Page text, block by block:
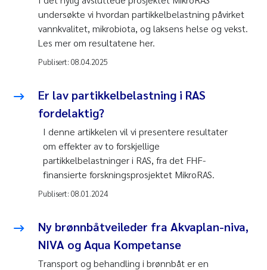
undersøkte vi hvordan partikkelbelastning påvirket
vannkvalitet, mikrobiota, og laksens helse og vekst.
Les mer om resultatene her.
Publisert: 08.04.2025
Er lav partikkelbelastning i RAS
fordelaktig?
I denne artikkelen vil vi presentere resultater
om effekter av to forskjellige
partikkelbelastninger i RAS, fra det FHF-
finansierte forskningsprosjektet MikroRAS.
Publisert: 08.01.2024
Ny brønnbåtveileder fra Akvaplan-niva,
NIVA og Aqua Kompetanse
Transport og behandling i brønnbåt er en